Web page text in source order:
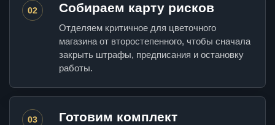
02 Собираем карту рисков
Отделяем критичное для цветочного
магазина от второстепенного, чтобы сначала
закрыть штрафы, предписания и остановку
работы.
03 Готовим комплект